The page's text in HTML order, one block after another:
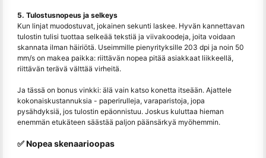
5. Tulostusnopeus ja selkeys
Kun linjat muodostuvat, jokainen sekunti laskee. Hyvän kannettavan
tulostin tulisi tuottaa selkeää tekstiä ja viivakoodeja, joita voidaan
skannata ilman häiriötä. Useimmille pienyrityksille 203 dpi ja noin 50
mm/s on makea paikka: riittävän nopea pitää asiakkaat liikkeellä,
riittävän terävä välttää virheitä.
Ja tässä on bonus vinkki: älä vain katso konetta itseään. Ajattele
kokonaiskustannuksia - paperirulleja, varaparistoja, jopa
pysähdyksiä, jos tulostin epäonnistuu. Joskus kuluttaa hieman
enemmän etukäteen säästää paljon päänsärkyä myöhemmin.
✅ Nopea skenaarioopas